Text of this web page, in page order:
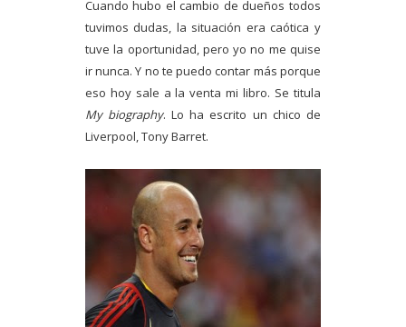
Cuando hubo el cambio de dueños todos
tuvimos dudas, la situación era caótica y
tuve la oportunidad, pero yo no me quise
ir nunca. Y no te puedo contar más porque
eso hoy sale a la venta mi libro. Se titula
My biography. Lo ha escrito un chico de
Liverpool, Tony Barret.